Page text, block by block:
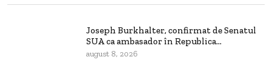
Joseph Burkhalter, confirmat de Senatul
SUA ca ambasador în Republica...
august 8, 2026